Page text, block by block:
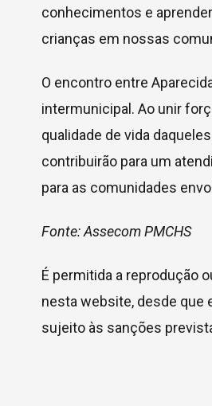
conhecimentos e
crianças em nossas
O encontro entre
intermunicipal. Ao unir
qualidade de vida
contribuirão para um
para as comunidades
Fonte: Assecom PMCHS
É permitida a reprodução
nesta website, desde que
sujeito às sanções